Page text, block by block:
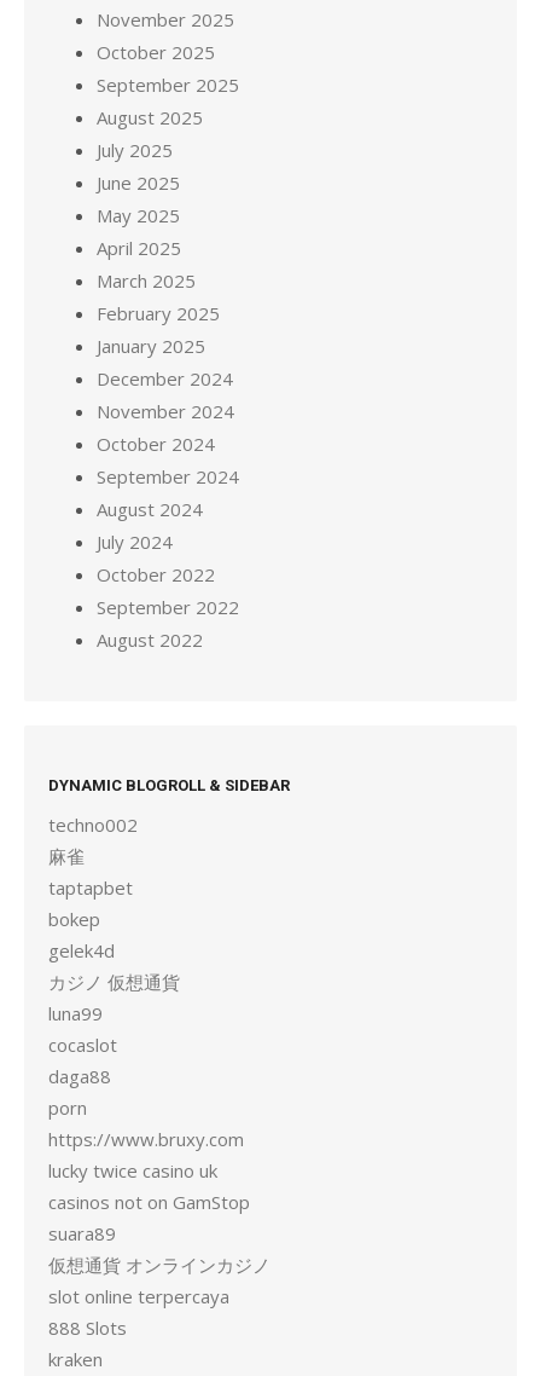
November 2025
October 2025
September 2025
August 2025
July 2025
June 2025
May 2025
April 2025
March 2025
February 2025
January 2025
December 2024
November 2024
October 2024
September 2024
August 2024
July 2024
October 2022
September 2022
August 2022
DYNAMIC BLOGROLL & SIDEBAR
techno002
麻雀
taptapbet
bokep
gelek4d
カジノ 仮想通貨
luna99
cocaslot
daga88
porn
https://www.bruxy.com
lucky twice casino uk
casinos not on GamStop
suara89
仮想通貨 オンラインカジノ
slot online terpercaya
888 Slots
kraken